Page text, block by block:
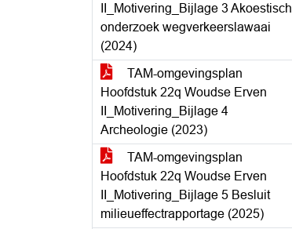
II_Motivering_Bijlage 3 Akoestisch
onderzoek wegverkeerslawaai
(2024)
TAM-omgevingsplan
Hoofdstuk 22q Woudse Erven
II_Motivering_Bijlage 4
Archeologie (2023)
TAM-omgevingsplan
Hoofdstuk 22q Woudse Erven
II_Motivering_Bijlage 5 Besluit
milieueffectrapportage (2025)